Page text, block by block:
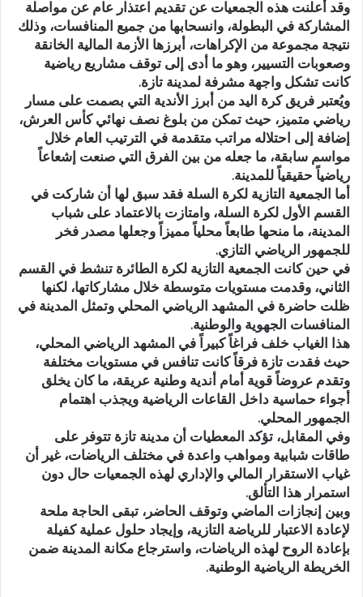
وقد أعلنت هذه الجمعيات عن تقديم اعتذار عام عن مواصلة
المشاركة في البطولة، وانسحابها من جميع المنافسات، وذلك
نتيجة مجموعة من الإكراهات، أبرزها الأزمة المالية الخانقة
وصعوبات التسيير، وهو ما أدى إلى توقف مشاريع رياضية
كانت تشكل واجهة مشرفة لمدينة تازة.
ويُعتبر فريق كرة اليد من أبرز الأندية التي بصمت على مسار
رياضي متميز، حيث تمكن من بلوغ نصف نهائي كأس العرش،
إضافة إلى احتلاله مراتب متقدمة في الترتيب العام خلال
مواسم سابقة، ما جعله من بين الفرق التي صنعت إشعاعاً
رياضياً حقيقياً للمدينة.
أما الجمعية التازية لكرة السلة فقد سبق لها أن شاركت في
القسم الأول لكرة السلة، وامتازت بالاعتماد على شباب
المدينة، ما منحها طابعاً محلياً مميزاً وجعلها مصدر فخر
للجمهور الرياضي التازي.
في حين كانت الجمعية التازية لكرة الطائرة تنشط في القسم
الثاني، وقدمت مستويات متوسطة خلال مشاركاتها، لكنها
ظلت حاضرة في المشهد الرياضي المحلي وتمثل المدينة في
المنافسات الجهوية والوطنية.
هذا الغياب خلف فراغاً كبيراً في المشهد الرياضي المحلي،
حيث فقدت تازة فرقاً كانت تنافس في مستويات مختلفة
وتقدم عروضاً قوية أمام أندية وطنية عريقة، ما كان يخلق
أجواء حماسية داخل القاعات الرياضية ويجذب اهتمام
الجمهور المحلي.
وفي المقابل، تؤكد المعطيات أن مدينة تازة تتوفر على
طاقات شبابية ومواهب واعدة في مختلف الرياضات، غير أن
غياب الاستقرار المالي والإداري لهذه الجمعيات حال دون
استمرار هذا التألق.
وبين إنجازات الماضي وتوقف الحاضر، تبقى الحاجة ملحة
لإعادة الاعتبار للرياضة التازية، وإيجاد حلول عملية كفيلة
بإعادة الروح لهذه الرياضات، واسترجاع مكانة المدينة ضمن
الخريطة الرياضية الوطنية.